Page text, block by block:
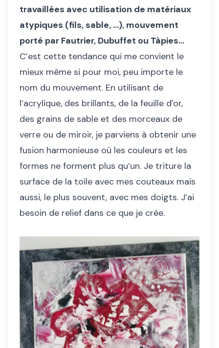
travaillées avec utilisation de matériaux
atypiques (fils, sable, …), mouvement
porté par Fautrier, Dubuffet ou Tàpies…
C’est cette tendance qui me convient le
mieux même si pour moi, peu importe le
nom du mouvement. En utilisant de
l’acrylique, des brillants, de la feuille dʼor,
des grains de sable et des morceaux de
verre ou de miroir, je parviens à obtenir une
fusion harmonieuse où les couleurs et les
formes ne forment plus qu’un. Je triture la
surface de la toile avec mes couteaux mais
aussi, le plus souvent, avec mes doigts. J’ai
besoin de relief dans ce que je crée.